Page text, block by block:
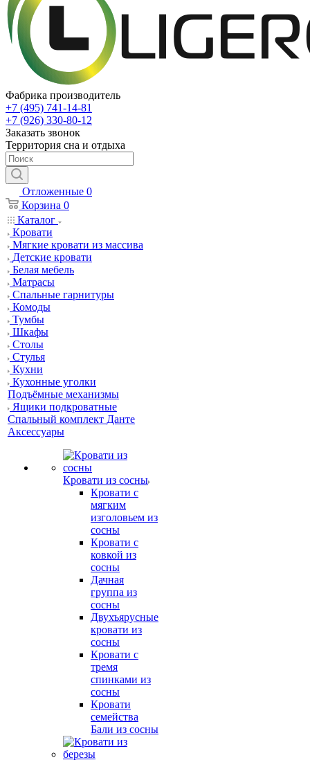
Фабрика производитель
+7 (495) 741-14-81
+7 (926) 330-80-12
Заказать звонок
Территория сна и отдыха
Отложенные 0
Корзина 0
Каталог
Кровати
Мягкие кровати из массива
Детские кровати
Белая мебель
Матрасы
Спальные гарнитуры
Комоды
Тумбы
Шкафы
Столы
Стулья
Кухни
Кухонные уголки
Подъёмные механизмы
Ящики подкроватные
Спальный комплект Данте
Аксессуары
Кровати из сосны
Кровати с
мягким
изголовьем из
сосны
Кровати с
ковкой из
сосны
Дачная
группа из
сосны
Двухъярусные
кровати из
сосны
Кровати с
тремя
спинками из
сосны
Кровати
семейства
Бали из сосны